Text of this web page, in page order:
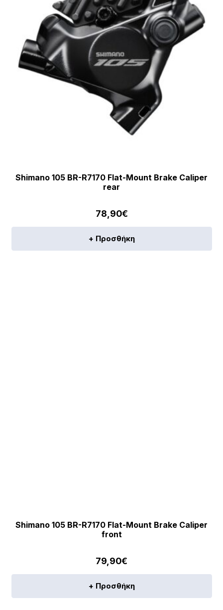
Shimano 105 BR-R7170 Flat-Mount Brake Caliper
rear
78,90€
+ Προσθήκη
Shimano 105 BR-R7170 Flat-Mount Brake Caliper
front
79,90€
+ Προσθήκη